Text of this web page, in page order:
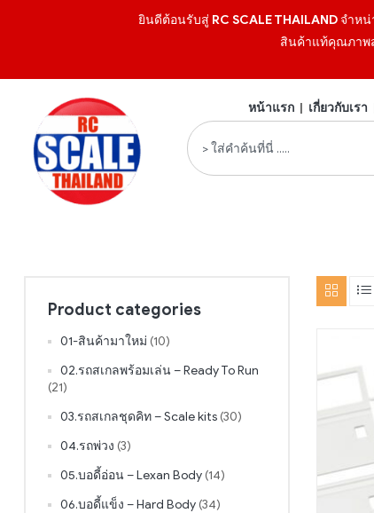
ยินดีต้อนรับสู่ RC SCALE THAILANDจำหน่
สินค้าแท้คุณภาพ
หน้าแรก| เกี่ยวกับเรา
Product categories
01-สินค้ามาใหม่ (10)
02.รถสเกลพร้อมเล่น – Ready To Run
(21)
03.รถสเกลชุดคิท – Scale kits (30)
04.รถพ่วง (3)
05.บอดี้อ่อน – Lexan Body (14)
06.บอดี้แข็ง – Hard Body (34)